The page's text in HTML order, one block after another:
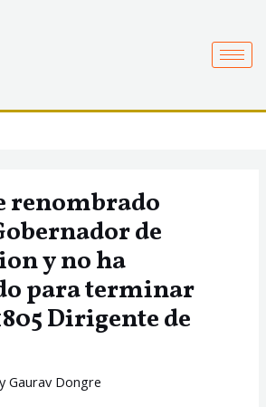
renombrado
de
y no ha
para terminar
Dirigente de
Gaurav Dongre